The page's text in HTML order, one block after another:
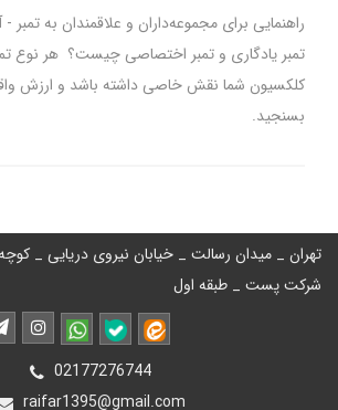
راهنمایی برای مجموعه‌داران و علاقمندان به تمبر -
تمبر یادگاری و تمبر اختصاصی چیست؟ هر نوع
کلکسیون شما نقش خاصی داشته باشد و ارزش واقعی
بسنجید.
تهران _ میدان رسالت _ خیابان نیروی دریایی _ کوچه
شرکت پست _ طبقه اول
02177276744
raifar1395@gmail.com